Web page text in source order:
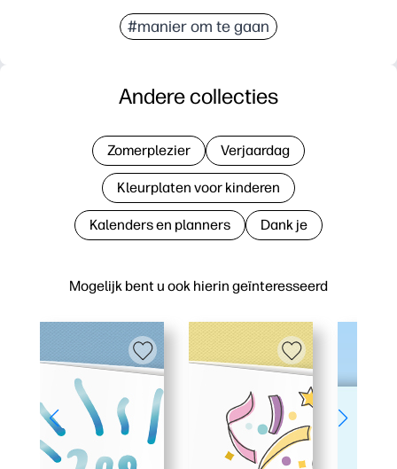
#manier om te gaan
Mogelijk bent u ook hierin geïnteresseerd
Andere collecties
Zomerplezier Verjaardag
Kleurplaten voor kinderen
Kalenders en planners Dank je